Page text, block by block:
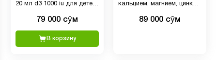
20 мл d3 1000 iu для детей
79 000 сӯм
В корзину
кальцием, магнием, цинком
поддержки здоровья, 30
89 000 сӯм